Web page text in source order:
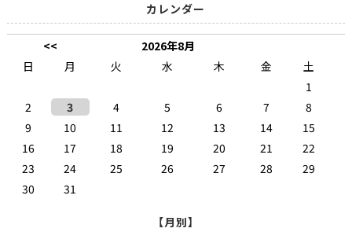
カレンダー
<<
2026年8月
日
月 火 水 木 金
土
1
2
3 4 5 6 7
8
9
10 11 12 13 14
15
16
17 18 19 20 21
22
23
24 25 26 27 28
29
30
31
【月別】